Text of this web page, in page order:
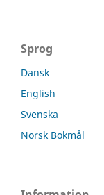
Sprog
Dansk
English
Svenska
Norsk Bokmål